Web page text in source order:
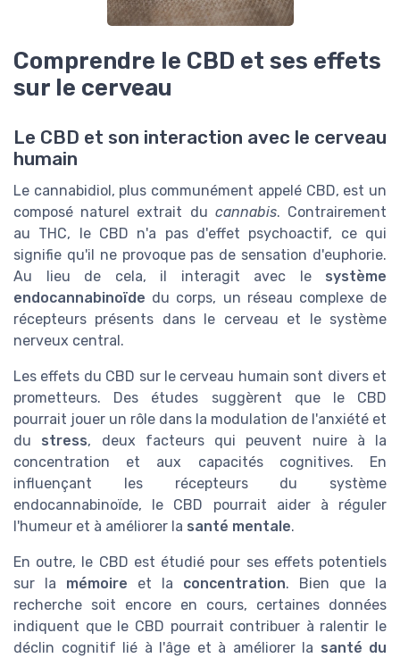
Comprendre le CBD et ses effets
sur le cerveau
Le CBD et son interaction avec le cerveau
humain
Le cannabidiol, plus communément appelé CBD, est un
composé naturel extrait du cannabis. Contrairement
au THC, le CBD n'a pas d'effet psychoactif, ce qui
signifie qu'il ne provoque pas de sensation d'euphorie.
Au lieu de cela, il interagit avec le système
endocannabinoïde du corps, un réseau complexe de
récepteurs présents dans le cerveau et le système
nerveux central.
Les effets du CBD sur le cerveau humain sont divers et
prometteurs. Des études suggèrent que le CBD
pourrait jouer un rôle dans la modulation de l'anxiété et
du stress, deux facteurs qui peuvent nuire à la
concentration et aux capacités cognitives. En
influençant les récepteurs du système
endocannabinoïde, le CBD pourrait aider à réguler
l'humeur et à améliorer la santé mentale.
En outre, le CBD est étudié pour ses effets potentiels
sur la mémoire et la concentration. Bien que la
recherche soit encore en cours, certaines données
indiquent que le CBD pourrait contribuer à ralentir le
déclin cognitif lié à l'âge et à améliorer la santé du